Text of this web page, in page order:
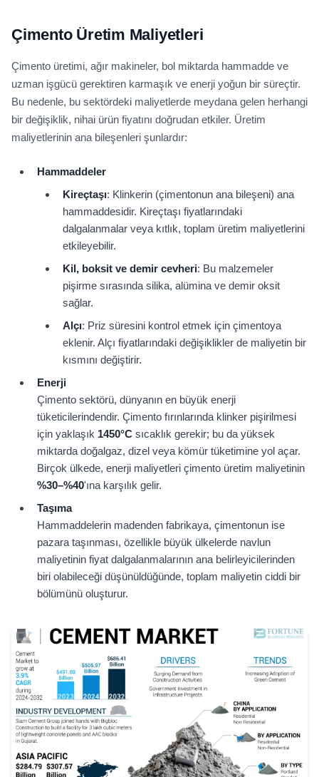
Çimento Üretim Maliyetleri
Çimento üretimi, ağır makineler, bol miktarda hammadde ve
uzman işgücü gerektiren karmaşık ve enerji yoğun bir süreçtir.
Bu nedenle, bu sektördeki maliyetlerde meydana gelen herhangi
bir değişiklik, nihai ürün fiyatını doğrudan etkiler. Üretim
maliyetlerinin ana bileşenleri şunlardır:
Hammaddeler
Kireçtaşı: Klinkerin (çimentonun ana bileşeni) ana
hammaddesidir. Kireçtaşı fiyatlarındaki
dalgalanmalar veya kıtlık, toplam üretim maliyetlerini
etkileyebilir.
Kil, boksit ve demir cevheri: Bu malzemeler
pişirme sırasında silika, alümina ve demir oksit
sağlar.
Alçı: Priz süresini kontrol etmek için çimentoya
eklenir. Alçı fiyatlarındaki değişiklikler de maliyetin bir
kısmını değiştirir.
Enerji
Çimento sektörü, dünyanın en büyük enerji
tüketicilerindendir. Çimento fırınlarında klinker pişirilmesi
için yaklaşık 1450°C sıcaklık gerekir; bu da yüksek
miktarda doğalgaz, dizel veya kömür tüketimine yol açar.
Birçok ülkede, enerji maliyetleri çimento üretim maliyetinin
%30–%40'ına karşılık gelir.
Taşıma
Hammaddelerin madenden fabrikaya, çimentonun ise
pazara taşınması, özellikle büyük ülkelerde navlun
maliyetinin fiyat dalgalanmalarının ana belirleyicilerinden
biri olabileceği düşünüldüğünde, toplam maliyetin ciddi bir
bölümünü oluşturur.